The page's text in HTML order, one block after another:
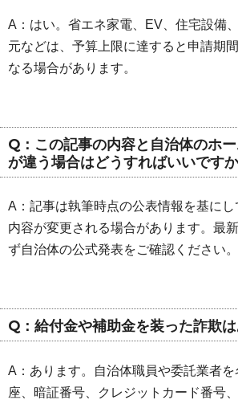
A：はい。省エネ家電、EV、住宅設備
元などは、予算上限に達すると申請期
なる場合があります。
Q：この記事の内容と自治体のホ
が違う場合はどうすればいいです
A：記事は執筆時点の公表情報を基に
内容が変更される場合があります。最
ず自治体の公式発表をご確認ください。
Q：給付金や補助金を装った詐欺
A：あります。自治体職員や委託業者
座、暗証番号、クレジットカード番号